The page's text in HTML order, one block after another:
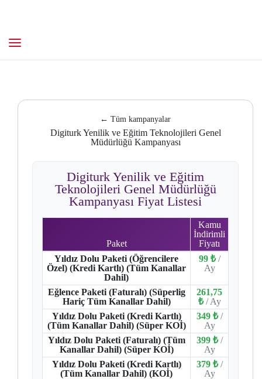
← Tüm kampanyalar
Digiturk Yenilik ve Eğitim Teknolojileri Genel
Müdürlüğü Kampanyası
Digiturk Yenilik ve Eğitim
Teknolojileri Genel Müdürlüğü
Kampanyası Fiyat Listesi
Paket
Kamu
İndirimli
Fiyatı
Yıldız Dolu Paketi (Öğrencilere
Özel) (Kredi Kartlı) (Tüm Kanallar
Dahil)
99 ₺ /
Ay
Eğlence Paketi (Faturalı) (Süperlig
Hariç Tüm Kanallar Dahil)
261,75
₺ / Ay
Yıldız Dolu Paketi (Kredi Kartlı)
(Tüm Kanallar Dahil) (Süper KOİ)
349 ₺ /
Ay
Yıldız Dolu Paketi (Faturalı) (Tüm
Kanallar Dahil) (Süper KOİ)
399 ₺ /
Ay
Yıldız Dolu Paketi (Kredi Kartlı)
(Tüm Kanallar Dahil) (KOİ)
379 ₺ /
Ay